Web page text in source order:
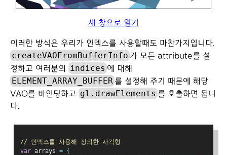
새 창으로 열기
이러한 방식은 우리가 인덱스를 사용할때도 마찬가지입니다.
createVAOFromBufferInfo 가 모든 attribute를 설
정하고 여러분의
indices 에 대해
ELEMENT_ARRAY_BUFFER를 설정해 주기 때문에 해당
VAO를 바인딩하고 gl.drawElements 를 호출하면 됩니
다.
// 인덱스를 사용해 정의한 사각형
var arrays = {